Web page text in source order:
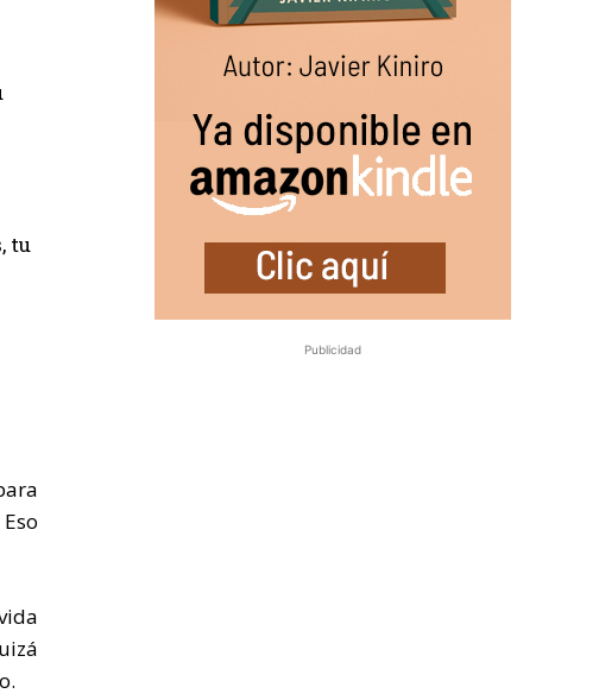
tu
Publicidad